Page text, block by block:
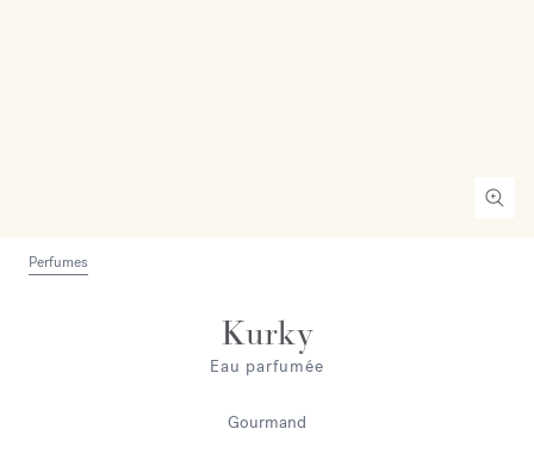
Perfumes
Kurky
Eau parfumée
Gourmand